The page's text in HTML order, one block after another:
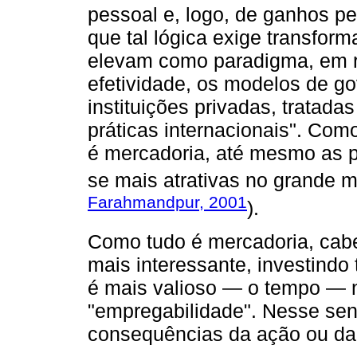
pessoal e, logo, de ganhos
que tal lógica exige
elevam como paradigma,
efetividade, os modelos de
instituições privadas,
práticas internacionais".
é mercadoria, até mesmo as
se mais atrativas no grande
Farahmandpur, 2001).
Como tudo é mercadoria,
mais interessante,
é mais valioso — o tempo —
"empregabilidade". Nesse
consequências da ação ou